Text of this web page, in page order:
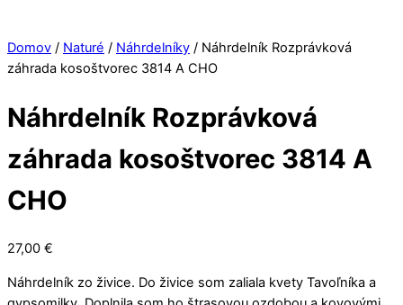
Domov / Naturé / Náhrdelníky / Náhrdelník Rozprávková
záhrada kosoštvorec 3814 A CHO
Náhrdelník Rozprávková
záhrada kosoštvorec 3814 A
CHO
27,00 €
Náhrdelník zo živice. Do živice som zaliala kvety Tavoľníka a